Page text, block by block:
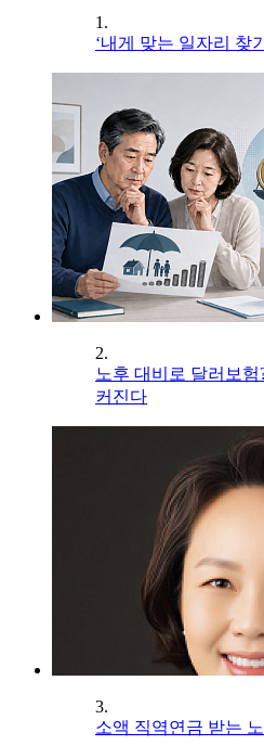
1.
‘내게 맞는 일자리 찾
2.
노후 대비로 달러보
커진다
3.
소액 직역연금 받는